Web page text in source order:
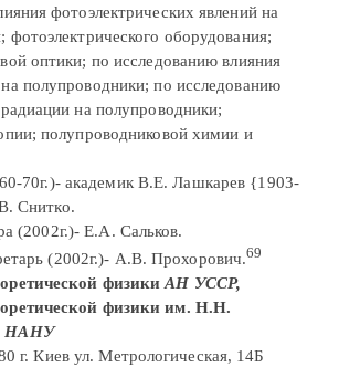
фотоэлектрических явлений на
фотоэлектрического оборудования;
оптики; по исследованию влияния
полупроводники; по исследованию
на полупроводники;
полупроводниковой химии и
70г.)- академик В.Е. Лашкарев {1903-
Снитко.
(2002г.)- Е.А. Сальков.
(2002г.)- А.В. Прохорович.69
физикиАН УССР,
физики им. Н.Н.
НАНУ
г. Киев ул. Метрологическая, 14Б